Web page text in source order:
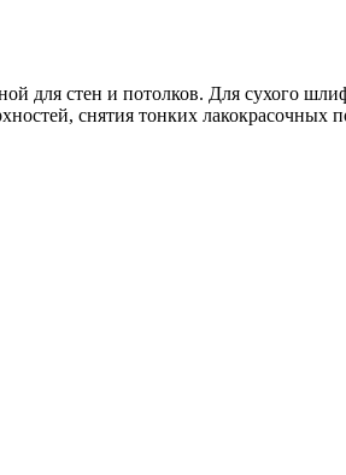
для стен и потолков. Для сухого
снятия тонких лакокрасочных